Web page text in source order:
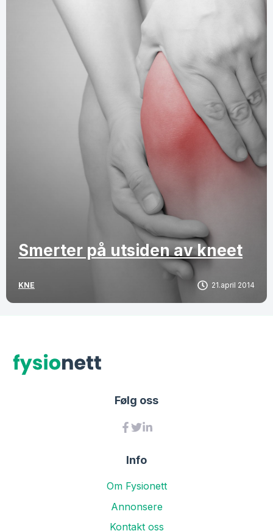
Smerter på utsiden av kneet
KNE 21.april 2014
Følg oss
Info
Om Fysionett
Annonsere
Kontakt oss